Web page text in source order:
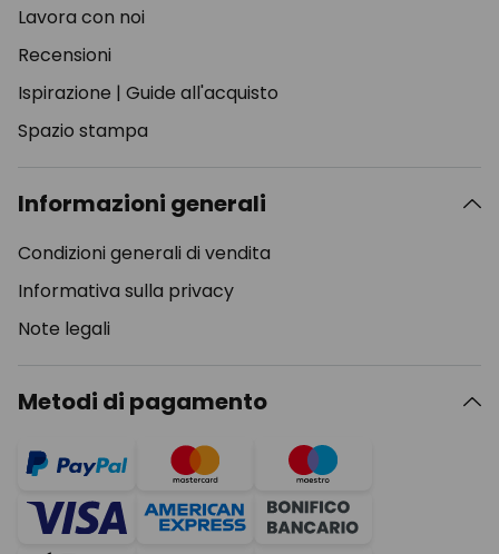
Lavora con noi
Recensioni
Ispirazione | Guide all'acquisto
Spazio stampa
Informazioni generali
Condizioni generali di vendita
Informativa sulla privacy
Note legali
Metodi di pagamento